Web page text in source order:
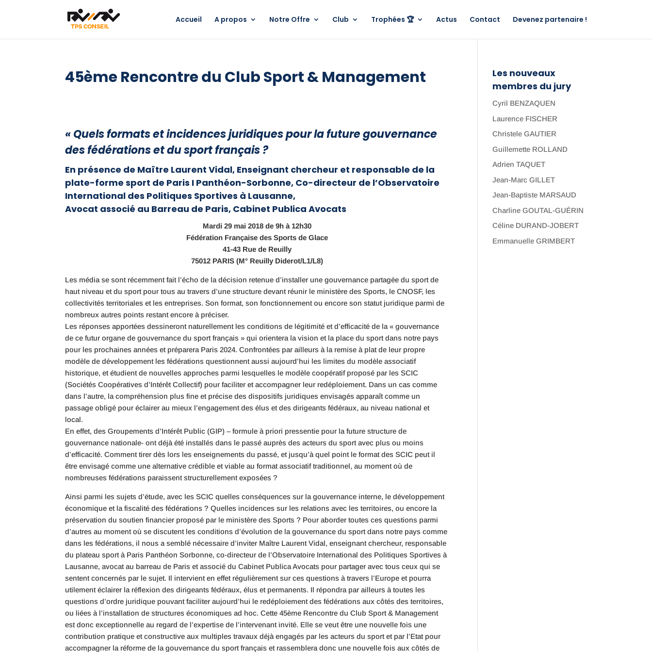
Accueil A propos Notre Offre Club Trophées 🏆 Actus Contact Devenez partenaire !
45ème Rencontre du Club Sport & Management
« Quels formats et incidences juridiques pour la future gouvernance
des fédérations et du sport français ?
En présence de Maître Laurent Vidal, Enseignant chercheur et responsable de la
plate-forme sport de Paris I Panthéon-Sorbonne, Co-directeur de l’Observatoire
International des Politiques Sportives à Lausanne,
Avocat associé au Barreau de Paris, Cabinet Publica Avocats
Mardi 29 mai 2018 de 9h à 12h30
Fédération Française des Sports de Glace
41-43 Rue de Reuilly
75012 PARIS (M° Reuilly Diderot/L1/L8)
Les média se sont récemment fait l’écho de la décision retenue d’installer une gouvernance partagée du sport de
haut niveau et du sport pour tous au travers d’une structure devant réunir le ministère des Sports, le CNOSF, les
collectivités territoriales et les entreprises. Son format, son fonctionnement ou encore son statut juridique parmi de
nombreux autres points restant encore à préciser.
Les réponses apportées dessineront naturellement les conditions de légitimité et d’efficacité de la « gouvernance
de ce futur organe de gouvernance du sport français » qui orientera la vision et la place du sport dans notre pays
pour les prochaines années et préparera Paris 2024. Confrontées par ailleurs à la remise à plat de leur propre
modèle de développement les fédérations questionnent aussi aujourd’hui les limites du modèle associatif
historique, et étudient de nouvelles approches parmi lesquelles le modèle coopératif proposé par les SCIC
(Sociétés Coopératives d’Intérêt Collectif) pour faciliter et accompagner leur redéploiement. Dans un cas comme
dans l’autre, la compréhension plus fine et précise des dispositifs juridiques envisagés apparaît comme un
passage obligé pour éclairer au mieux l’engagement des élus et des dirigeants fédéraux, au niveau national et
local.
En effet, des Groupements d’Intérêt Public (GIP) – formule à priori pressentie pour la future structure de
gouvernance nationale- ont déjà été installés dans le passé auprès des acteurs du sport avec plus ou moins
d’efficacité. Comment tirer dès lors les enseignements du passé, et jusqu’à quel point le format des SCIC peut il
être envisagé comme une alternative crédible et viable au format associatif traditionnel, au moment où de
nombreuses fédérations paraissent structurellement exposées ?
Ainsi parmi les sujets d’étude, avec les SCIC quelles conséquences sur la gouvernance interne, le développement
économique et la fiscalité des fédérations ? Quelles incidences sur les relations avec les territoires, ou encore la
préservation du soutien financier proposé par le ministère des Sports ? Pour aborder toutes ces questions parmi
d’autres au moment où se discutent les conditions d’évolution de la gouvernance du sport dans notre pays comme
dans les fédérations, il nous a semblé nécessaire d’inviter Maître Laurent Vidal, enseignant chercheur, responsable
du plateau sport à Paris Panthéon Sorbonne, co-directeur de l’Observatoire International des Politiques Sportives à
Lausanne, avocat au barreau de Paris et associé du Cabinet Publica Avocats pour partager avec tous ceux qui se
sentent concernés par le sujet. Il intervient en effet régulièrement sur ces questions à travers l’Europe et pourra
utilement éclairer la réflexion des dirigeants fédéraux, élus et permanents. Il répondra par ailleurs à toutes les
questions d’ordre juridique pouvant faciliter aujourd’hui le redéploiement des fédérations aux côtés des territoires,
ou liées à l’installation de structures économiques ad hoc. Cette 45ème Rencontre du Club Sport & Management
est donc exceptionnelle au regard de l’expertise de l’intervenant invité. Elle se veut être une nouvelle fois une
contribution pratique et constructive aux multiples travaux déjà engagés par les acteurs du sport et par l’Etat pour
accompagner la réforme de la gouvernance du sport français et rassemblera donc une nouvelle fois aux côtés de
Les nouveaux
membres du jury
Cyril BENZAQUEN
Laurence FISCHER
Christele GAUTIER
Guillemette ROLLAND
Adrien TAQUET
Jean-Marc GILLET
Jean-Baptiste MARSAUD
Charline GOUTAL-GUÉRIN
Céline DURAND-JOBERT
Emmanuelle GRIMBERT